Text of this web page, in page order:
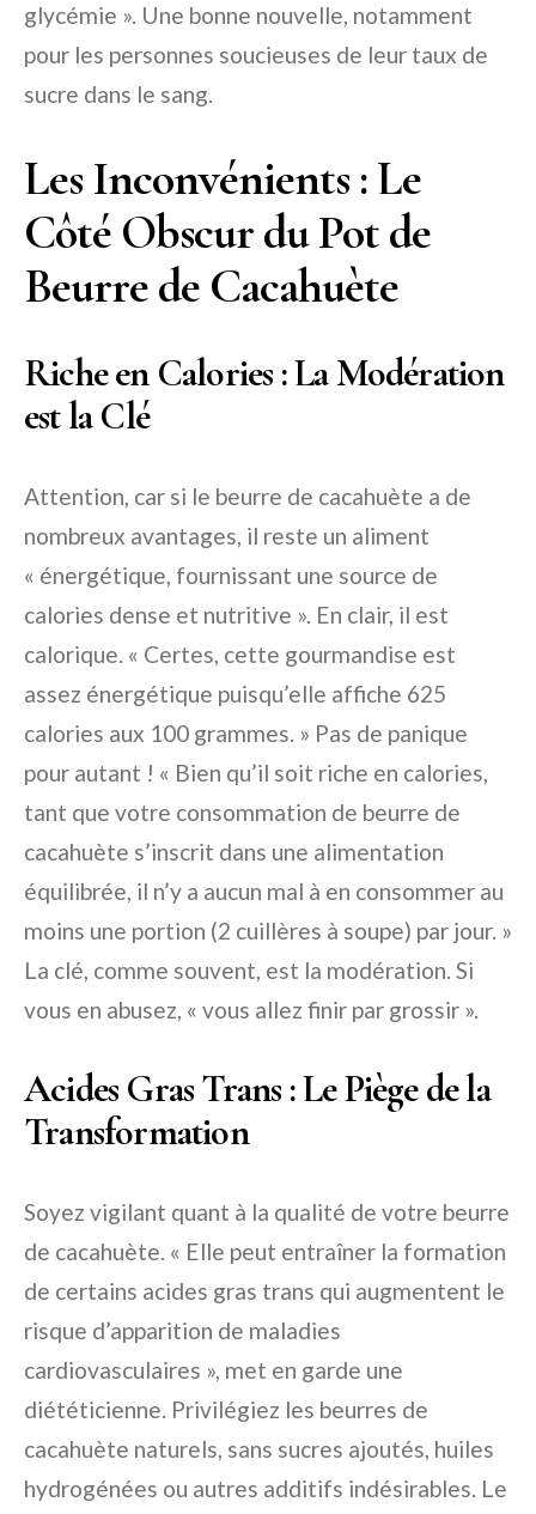
glycémie ». Une bonne nouvelle, notamment
pour les personnes soucieuses de leur taux de
sucre dans le sang.
Les Inconvénients : Le
Côté Obscur du Pot de
Beurre de Cacahuète
Riche en Calories : La Modération
est la Clé
Attention, car si le beurre de cacahuète a de
nombreux avantages, il reste un aliment
« énergétique, fournissant une source de
calories dense et nutritive ». En clair, il est
calorique. « Certes, cette gourmandise est
assez énergétique puisqu’elle affiche 625
calories aux 100 grammes. » Pas de panique
pour autant ! « Bien qu’il soit riche en calories,
tant que votre consommation de beurre de
cacahuète s’inscrit dans une alimentation
équilibrée, il n’y a aucun mal à en consommer au
moins une portion (2 cuillères à soupe) par jour. »
La clé, comme souvent, est la modération. Si
vous en abusez, « vous allez finir par grossir ».
Acides Gras Trans : Le Piège de la
Transformation
Soyez vigilant quant à la qualité de votre beurre
de cacahuète. « Elle peut entraîner la formation
de certains acides gras trans qui augmentent le
risque d’apparition de maladies
cardiovasculaires », met en garde une
diététicienne. Privilégiez les beurres de
cacahuète naturels, sans sucres ajoutés, huiles
hydrogénées ou autres additifs indésirables. Le